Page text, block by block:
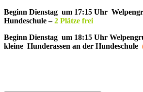
Beginn Dienstag um 17:15 Uhr
Hundeschule –2 Plätze frei
Beginn Dienstag um 18:15 Uhr
kleine Hunderassen an der Hundeschule